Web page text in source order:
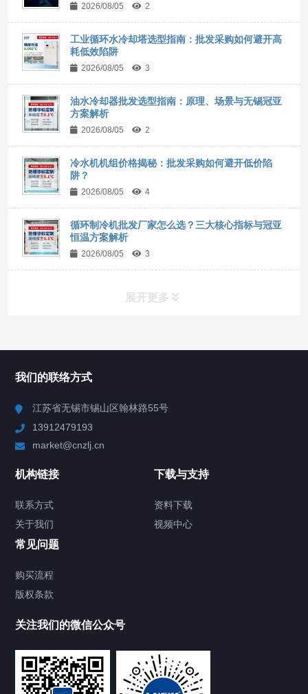
2026/08/05 2
工业循环水冷却塔选型指南：批发采购如何避开高
耗低效陷阱
2026/08/05 3
油水冷却器批发选型指南：原理、场景与无锡冠亚
方案解析
2026/08/05 2
冷水机机组价格揭秘：批发采购如何避开低价陷
阱？
2026/08/05 4
循环制冷机批发厂家怎么选？三大核心指标与冠亚
恒温方案解析
2026/08/05 3
展开更多
Chiller高精度制冷循环器
TCU温度控制单元
Chiller气体控温系统
Chamber试验箱
我们的联络方式
江苏省无锡市锡山区翰林路55号
13912479193
market@cnzlj.cn
机构链接
联系方式
关于我们
下载与支持
资料下载
视频中心
常见问题
购买流程
版权条款
关注我们的微信公众号